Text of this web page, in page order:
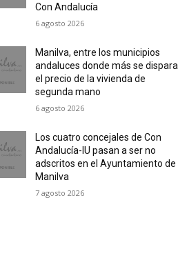
Con Andalucía
6 agosto 2026
Manilva, entre los municipios
andaluces donde más se dispara
el precio de la vivienda de
segunda mano
6 agosto 2026
Los cuatro concejales de Con
Andalucía-IU pasan a ser no
adscritos en el Ayuntamiento de
Manilva
7 agosto 2026